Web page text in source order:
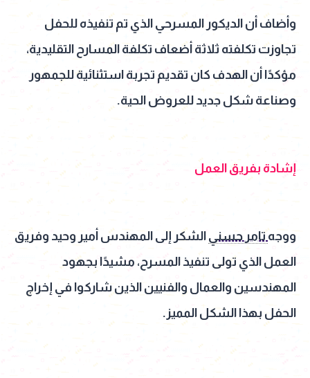
وأضاف أن الديكور المسرحي الذي تم تنفيذه للحفل
تجاوزت تكلفته ثلاثة أضعاف تكلفة المسارح التقليدية،
مؤكدًا أن الهدف كان تقديم تجربة استثنائية للجمهور
وصناعة شكل جديد للعروض الحية.
إشادة بفريق العمل
ووجهتامر حسني الشكر إلى المهندس أمير وحيد وفريق
العمل الذي تولى تنفيذ المسرح، مشيدًا بجهود
المهندسين والعمال والفنيين الذين شاركوا في إخراج
الحفل بهذا الشكل المميز.